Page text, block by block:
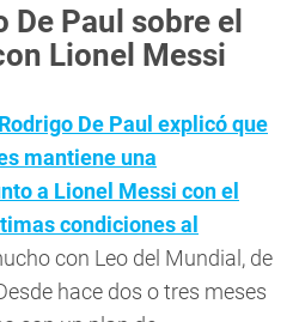
Paul sobre el
Lionel Messi
Rodrigo De Paul explicó que
mantiene una
a Lionel Messi con el
condiciones al
con Leo del Mundial, de
hace dos o tres meses